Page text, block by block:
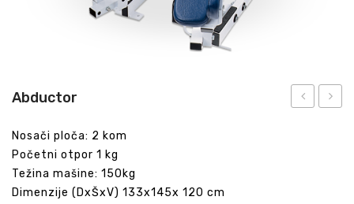
Abductor
Nosači ploča: 2 kom
Početni otpor 1 kg
Težina mašine: 150kg
Dimenzije (DxŠxV) 133x145x 120 cm